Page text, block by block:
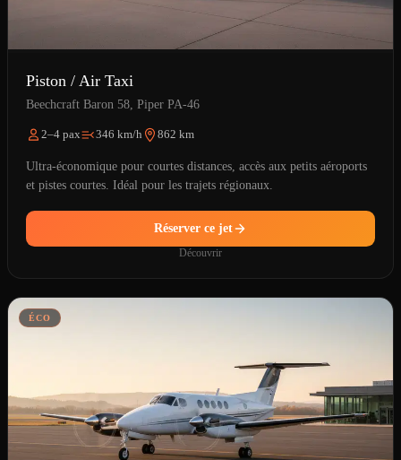
Piston / Air Taxi
Beechcraft Baron 58, Piper PA-46
2–4 pax 346 km/h 862 km
Ultra-économique pour courtes distances, accès aux petits aéroports
et pistes courtes. Idéal pour les trajets régionaux.
Réserver ce jet
Découvrir
ÉCO